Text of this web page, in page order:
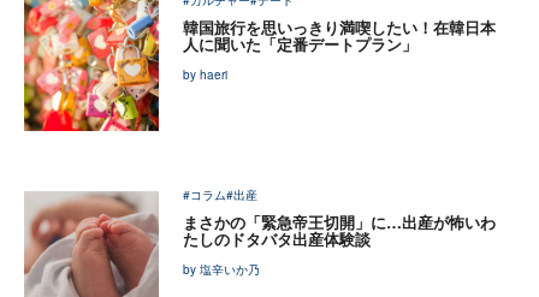
韓国旅行を思いっきり満喫したい！在韓日本
人に聞いた「定番デートプラン」
by haeri
#コラム#出産
まさかの「緊急帝王切開」に…出産が怖いわ
たしのドタバタ出産体験談
by 塩辛いか乃